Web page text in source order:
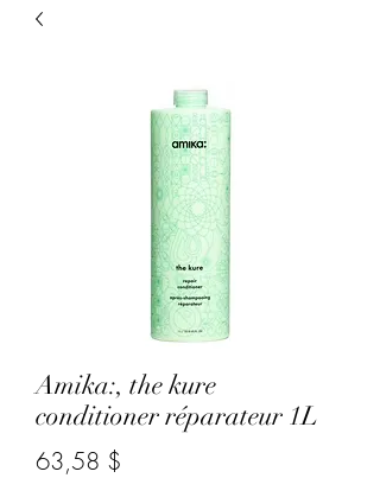
Amika:, the kure
conditioner réparateur 1L
63,58 $